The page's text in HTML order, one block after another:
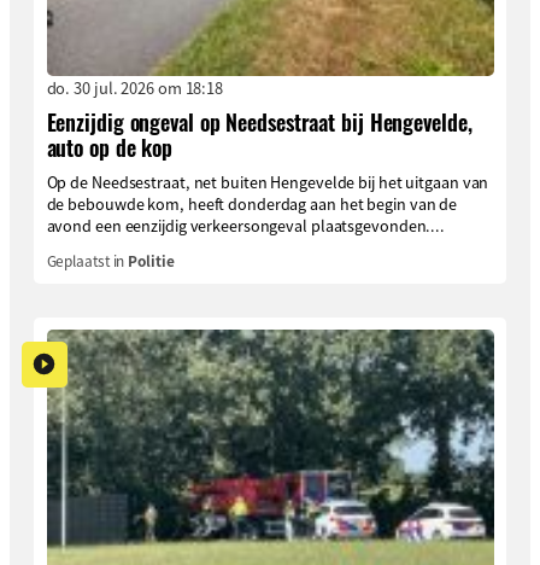
do. 30 jul. 2026 om 18:18
Eenzijdig ongeval op Needsestraat bij Hengevelde,
auto op de kop
Op de Needsestraat, net buiten Hengevelde bij het uitgaan van
de bebouwde kom, heeft donderdag aan het begin van de
avond een eenzijdig verkeersongeval plaatsgevonden....
Geplaatst in Politie